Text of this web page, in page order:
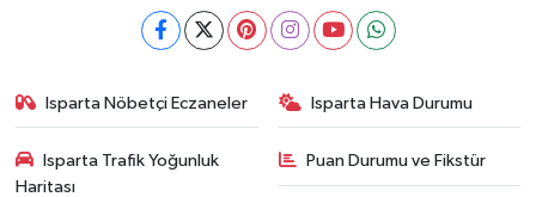
Isparta Nöbetçi Eczaneler Isparta Hava Durumu
Isparta Trafik Yoğunluk
Haritası
Puan Durumu ve Fikstür